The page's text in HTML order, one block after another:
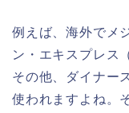
例えば、海外でメ
ン・エキスプレス
その他、ダイナー
使われますよね。